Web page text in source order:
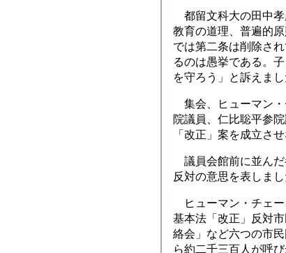
都留文科大の田中孝
教育の道理、普遍的
では第二条は削除さ
るのは愚挙である。
を守ろう」と訴えまし
集会、ヒューマン・
院議員、仁比聡平参
「改正」案を成立さ
議員会館前に並んだ
反対の意思を表しまし
ヒューマン・チェー
基本法「改正」反対
絡会」など六つの市
ら約二千三百人が呼